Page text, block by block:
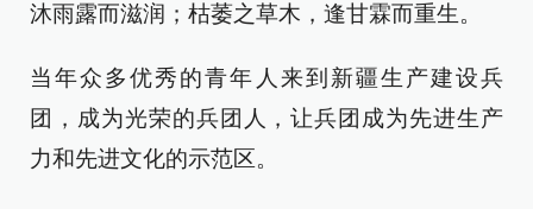
沐雨露而滋润；枯萎之草木，逢甘霖而重生。
当年众多优秀的青年人来到新疆生产建设兵
团，成为光荣的兵团人，让兵团成为先进生产
力和先进文化的示范区。